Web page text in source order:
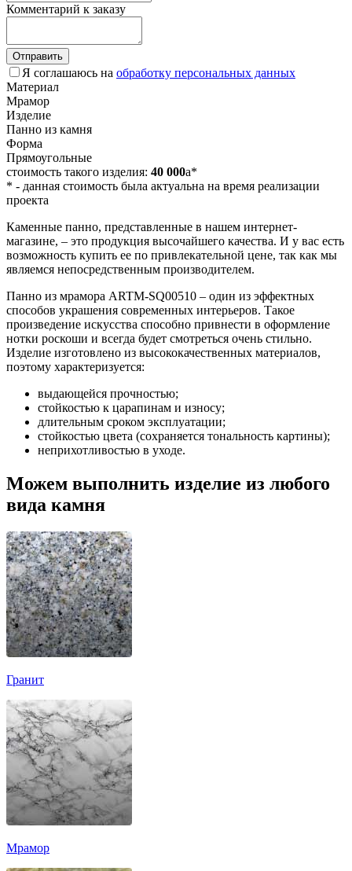
Комментарий к заказу
Отправить
Я соглашаюсь на обработку персональных данных
Материал
Мрамор
Изделие
Панно из камня
Форма
Прямоугольные
стоимость такого изделия: 40 000a*
* - данная стоимость была актуальна на время реализации
проекта
Каменные панно, представленные в нашем интернет-
магазине, – это продукция высочайшего качества. И у вас есть
возможность купить ее по привлекательной цене, так как мы
являемся непосредственным производителем.
Панно из мрамора ARTM-SQ00510 – один из эффектных
способов украшения современных интерьеров. Такое
произведение искусства способно привнести в оформление
нотки роскоши и всегда будет смотреться очень стильно.
Изделие изготовлено из высококачественных материалов,
поэтому характеризуется:
выдающейся прочностью;
стойкостью к царапинам и износу;
длительным сроком эксплуатации;
стойкостью цвета (сохраняется тональность картины);
неприхотливостью в уходе.
Можем выполнить изделие из любого
вида камня
Гранит
Мрамор